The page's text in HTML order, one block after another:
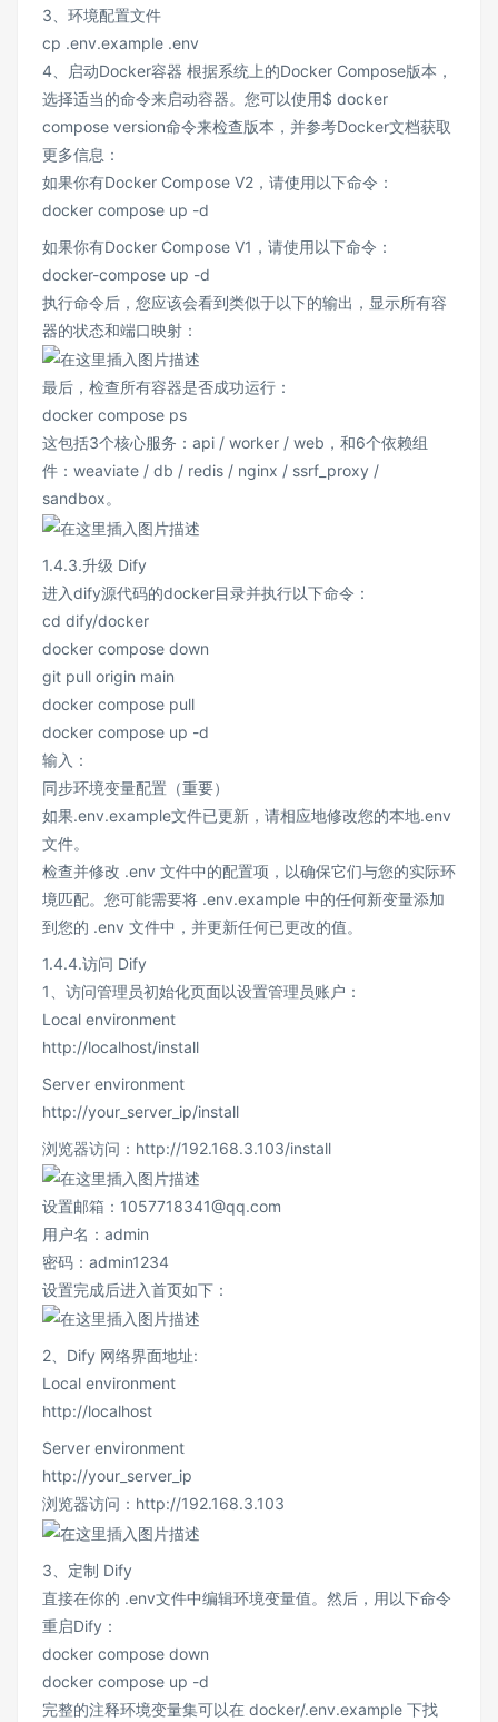
3、环境配置文件
cp .env.example .env
4、启动Docker容器 根据系统上的Docker Compose版本，
选择适当的命令来启动容器。您可以使用$ docker
compose version命令来检查版本，并参考Docker文档获取
更多信息：
如果你有Docker Compose V2，请使用以下命令：
docker compose up -d
如果你有Docker Compose V1，请使用以下命令：
docker-compose up -d
执行命令后，您应该会看到类似于以下的输出，显示所有容
器的状态和端口映射：
最后，检查所有容器是否成功运行：
docker compose ps
这包括3个核心服务：api / worker / web，和6个依赖组
件：weaviate / db / redis / nginx / ssrf_proxy /
sandbox。
1.4.3.升级 Dify
进入dify源代码的docker目录并执行以下命令：
cd dify/docker
docker compose down
git pull origin main
docker compose pull
docker compose up -d
输入：
同步环境变量配置（重要）
如果.env.example文件已更新，请相应地修改您的本地.env
文件。
检查并修改 .env 文件中的配置项，以确保它们与您的实际环
境匹配。您可能需要将 .env.example 中的任何新变量添加
到您的 .env 文件中，并更新任何已更改的值。
1.4.4.访问 Dify
1、访问管理员初始化页面以设置管理员账户：
Local environment
http://localhost/install
Server environment
http://your_server_ip/install
浏览器访问：http://192.168.3.103/install
设置邮箱：1057718341@qq.com
用户名：admin
密码：admin1234
设置完成后进入首页如下：
2、Dify 网络界面地址:
Local environment
http://localhost
Server environment
http://your_server_ip
浏览器访问：http://192.168.3.103
3、定制 Dify
直接在你的 .env文件中编辑环境变量值。然后，用以下命令
重启Dify：
docker compose down
docker compose up -d
完整的注释环境变量集可以在 docker/.env.example 下找